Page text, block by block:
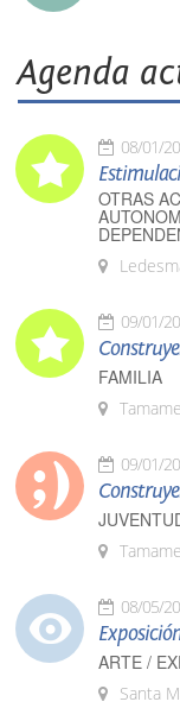
Agenda
08/01/
OTRAS
09/01/
FAMILIA
09/01/
08/05/
ARTE /
Santa